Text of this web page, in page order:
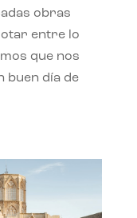
obras
entre lo
que nos
buen día de